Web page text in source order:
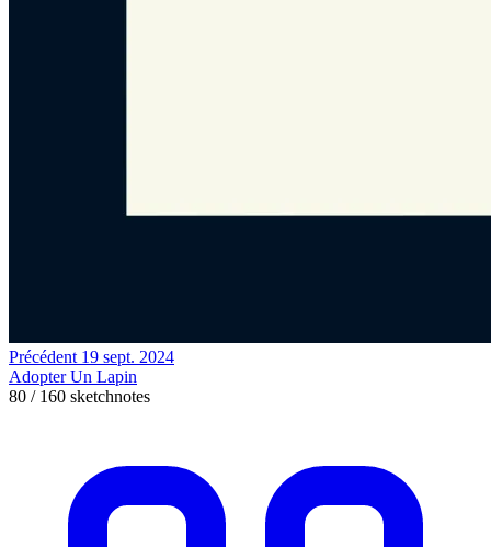
Précédent 19 sept. 2024
Adopter Un Lapin
80 / 160 sketchnotes